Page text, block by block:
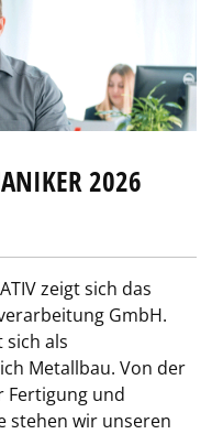
2026
zeigt sich das
GmbH.
als
Metallbau. Von der
Fertigung und
stehen wir unseren